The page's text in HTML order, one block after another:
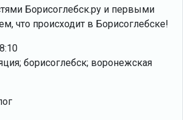
Борисоглебск.ру и первыми
что происходит в Борисоглебске!
борисоглебск; воронежская